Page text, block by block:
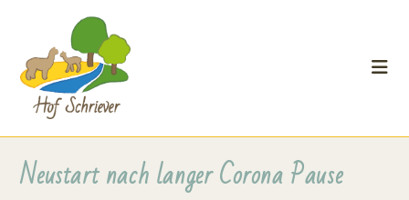
Neustart nach langer Corona Pause